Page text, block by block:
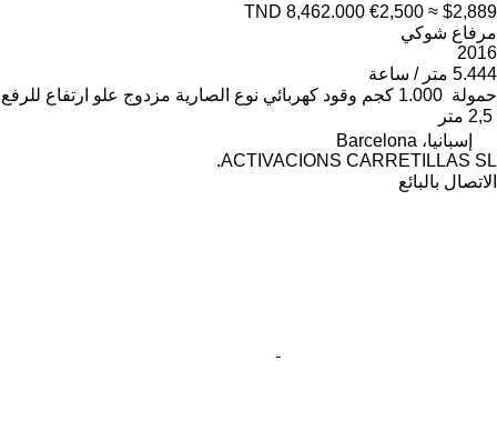
TND 8,462.000 €2,500 ≈ $2,889
مرفاع شوكي
2016
5.444 متر / ساعة
حمولة 1.000 كجم وقود كهربائي نوع الصارية مزدوج علو ارتفاع للرفع
2,5 متر
إسبانيا، Barcelona
ACTIVACIONS CARRETILLAS SL.
الاتصال بالبائع